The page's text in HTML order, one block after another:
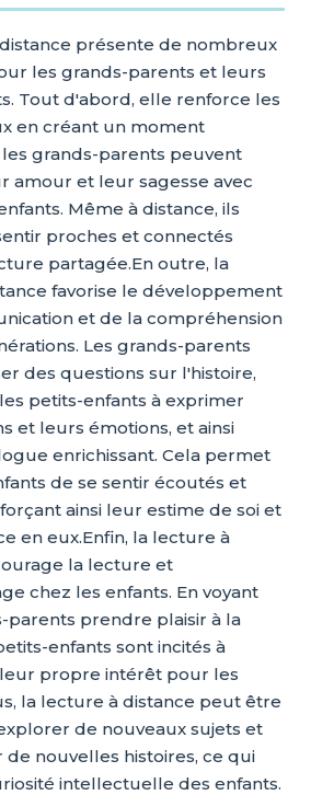
présente de nombreux
les grands-parents et leurs
Tout d'abord, elle renforce les
en créant un moment
grands-parents peuvent
amour et leur sagesse avec
Même à distance, ils
proches et connectés
partagée.En outre, la
favorise le développement
et de la compréhension
Les grands-parents
des questions sur l'histoire,
petits-enfants à exprimer
et leurs émotions, et ainsi
enrichissant. Cela permet
de se sentir écoutés et
ainsi leur estime de soi et
en eux.Enfin, la lecture à
la lecture et
chez les enfants. En voyant
parents prendre plaisir à la
enfants sont incités à
propre intérêt pour les
la lecture à distance peut être
de nouveaux sujets et
nouvelles histoires, ce qui
intellectuelle des enfants.